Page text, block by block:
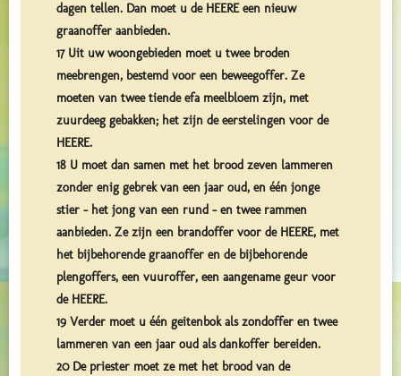
dagen tellen. Dan moet u de HEERE een nieuw
graanoffer aanbieden.
17 Uit uw woongebieden moet u twee broden
meebrengen, bestemd voor een beweegoffer. Ze
moeten van twee tiende efa meelbloem zijn, met
zuurdeeg gebakken; het zijn de eerstelingen voor de
HEERE.
18 U moet dan samen met het brood zeven lammeren
zonder enig gebrek van een jaar oud, en één jonge
stier – het jong van een rund – en twee rammen
aanbieden. Ze zijn een brandoffer voor de HEERE, met
het bijbehorende graanoffer en de bijbehorende
plengoffers, een vuuroffer, een aangename geur voor
de HEERE.
19 Verder moet u één geitenbok als zondoffer en twee
lammeren van een jaar oud als dankoffer bereiden.
20 De priester moet ze met het brood van de